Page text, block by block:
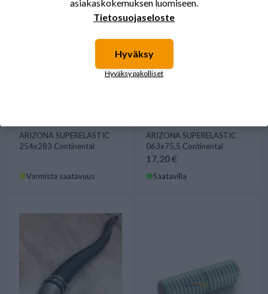
ARIZONA SUPERELASTIC
254x283 Continental
Varmista saatavuus
ARIZONA SUPERELASTIC
063x75,5 Continental
17,20 €
Saatavilla
asiakaskokemuksen luomiseen.
Tietosuojaseloste
Hyväksy
Hyväksy pakolliset